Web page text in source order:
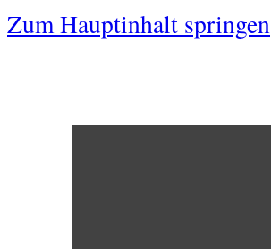
Zum Hauptinhalt springen